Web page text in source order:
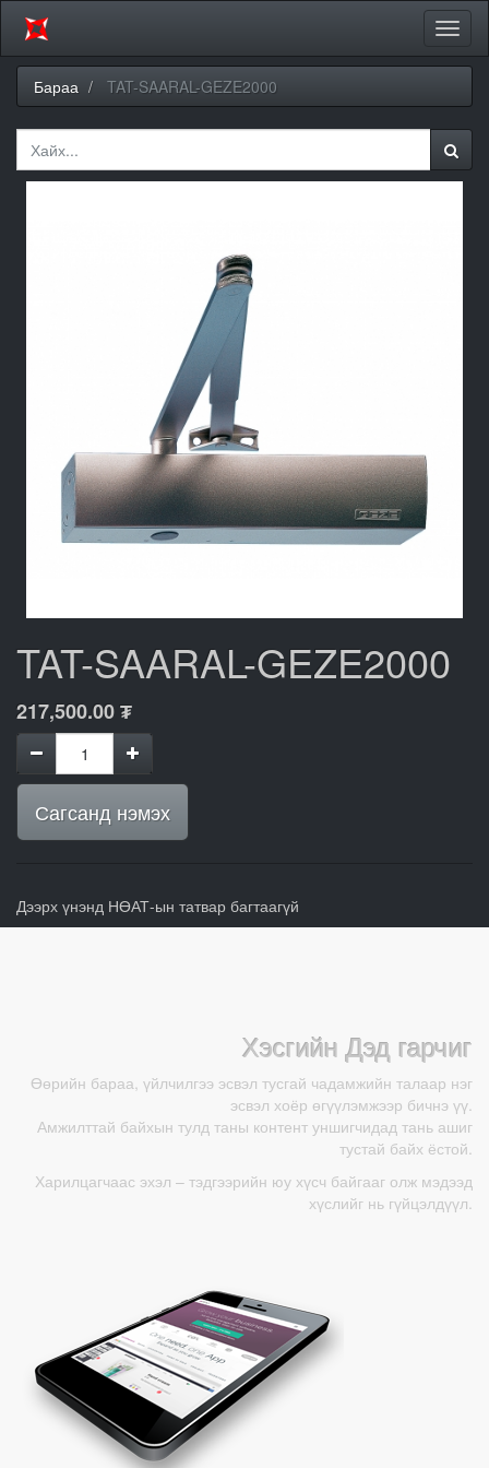
Бараа
TAT-SAARAL-GEZE2000
TAT-SAARAL-GEZE2000
217,500.00₮
Сагсанд нэмэх
Дээрх үнэнд НӨАТ-ын татвар багтаагүй
Хэсгийн Дэд гарчиг
Өөрийн бараа, үйлчилгээ эсвэл тусгай чадамжийн талаар нэг
эсвэл хоёр өгүүлэмжээр бичнэ үү.
Амжилттай байхын тулд таны контент уншигчидад тань ашиг
тустай байх ёстой.
Харилцагчаас эхэл – тэдгээрийн юу хүсч байгааг олж мэдээд
хүслийг нь гүйцэлдүүл.